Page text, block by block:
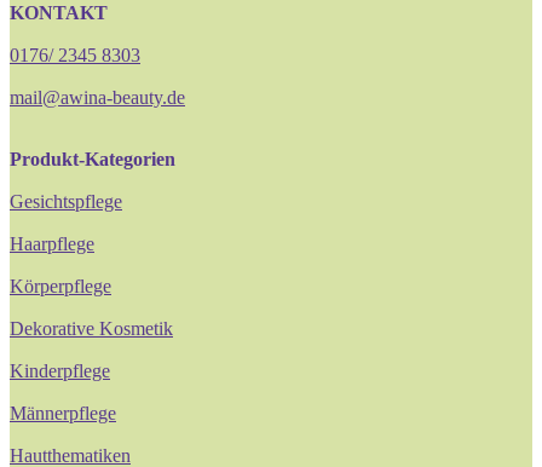
KONTAKT
0176/ 2345 8303
mail@awina-beauty.de
Produkt-Kategorien
Gesichtspflege
Haarpflege
Körperpflege
Dekorative Kosmetik
Kinderpflege
Männerpflege
Hautthematiken